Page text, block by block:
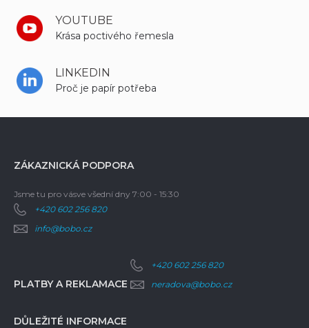
YOUTUBE
Krása poctivého řemesla
LINKEDIN
Proč je papír potřeba
ZÁKAZNICKÁ PODPORA
Jsme tu pro vásve všední dny 7:00 - 15:30
+420 602 256 820
info@bobo.cz
PLATBY A REKLAMACE
+420 602 256 820
neradova@bobo.cz
DŮLEŽITÉ INFORMACE